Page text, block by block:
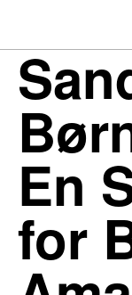
En
for